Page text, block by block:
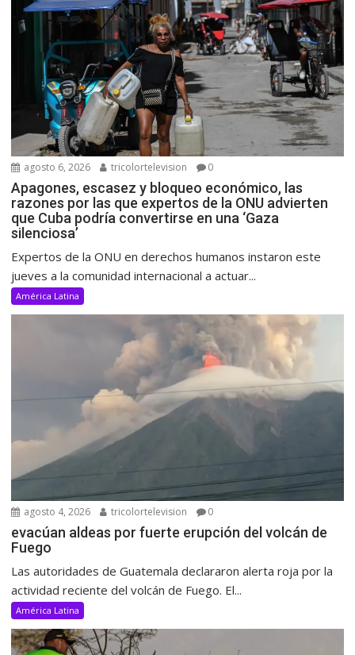
agosto 6, 2026 tricolortelevision 0
Apagones, escasez y bloqueo económico, las
razones por las que expertos de la ONU advierten
que Cuba podría convertirse en una ‘Gaza
silenciosa’
Expertos de la ONU en derechos humanos instaron este
jueves a la comunidad internacional a actuar...
América Latina
agosto 4, 2026 tricolortelevision 0
evacúan aldeas por fuerte erupción del volcán de
Fuego
Las autoridades de Guatemala declararon alerta roja por la
actividad reciente del volcán de Fuego. El...
América Latina